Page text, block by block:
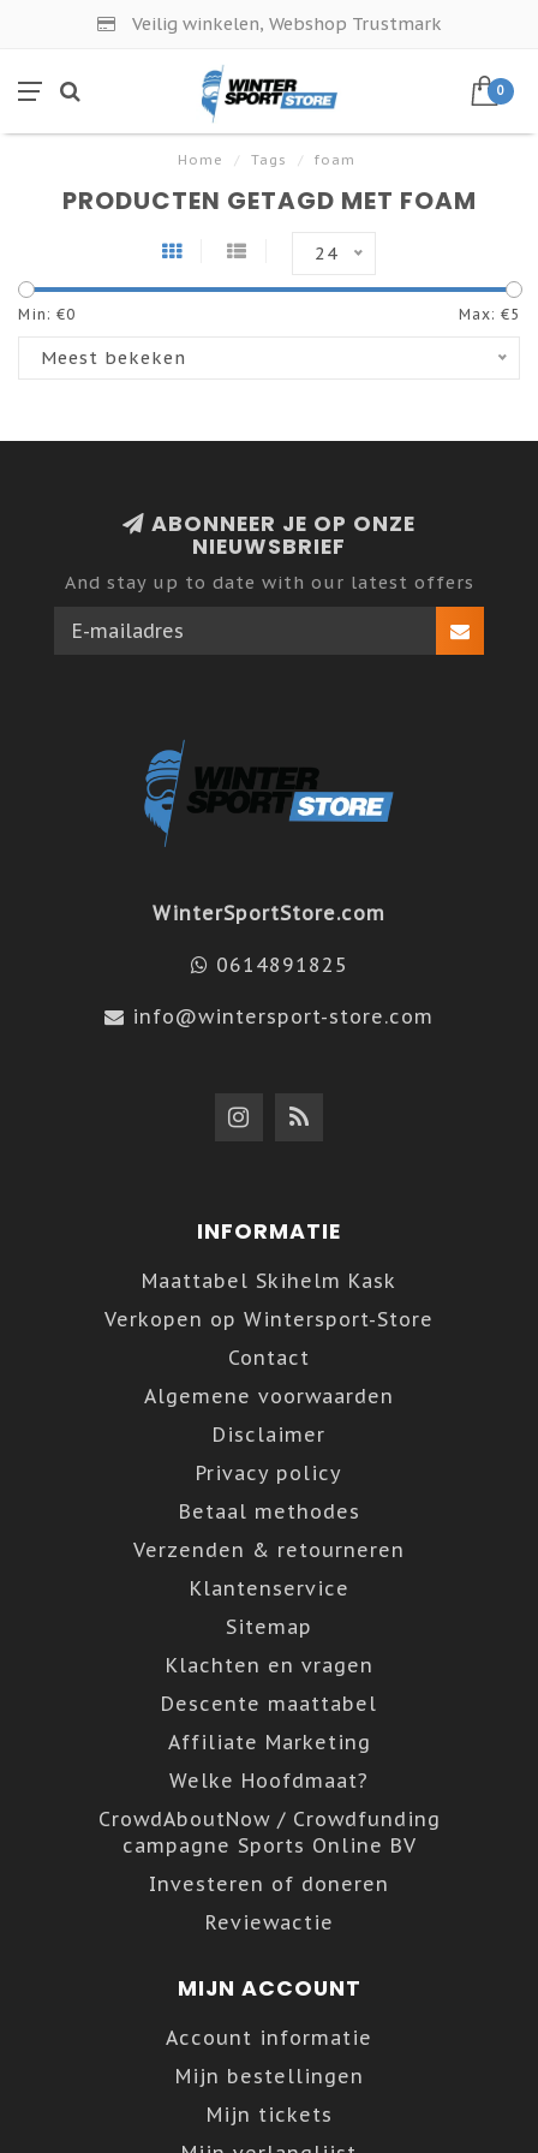
Veilig winkelen, Webshop Trustmark
0
Home / Tags / foam
PRODUCTEN GETAGD MET FOAM
24
Min: €0 Max: €5
Meest bekeken
ABONNEER JE OP ONZE
NIEUWSBRIEF
And stay up to date with our latest offers
WinterSportStore.com
0614891825
info@wintersport-store.com
INFORMATIE
Maattabel Skihelm Kask
Verkopen op Wintersport-Store
Contact
Algemene voorwaarden
Disclaimer
Privacy policy
Betaal methodes
Verzenden & retourneren
Klantenservice
Sitemap
Klachten en vragen
Descente maattabel
Affiliate Marketing
Welke Hoofdmaat?
CrowdAboutNow / Crowdfunding
campagne Sports Online BV
Investeren of doneren
Reviewactie
MIJN ACCOUNT
Account informatie
Mijn bestellingen
Mijn tickets